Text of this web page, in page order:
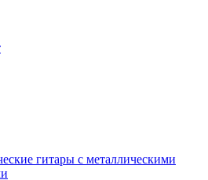
гитары с металлическими